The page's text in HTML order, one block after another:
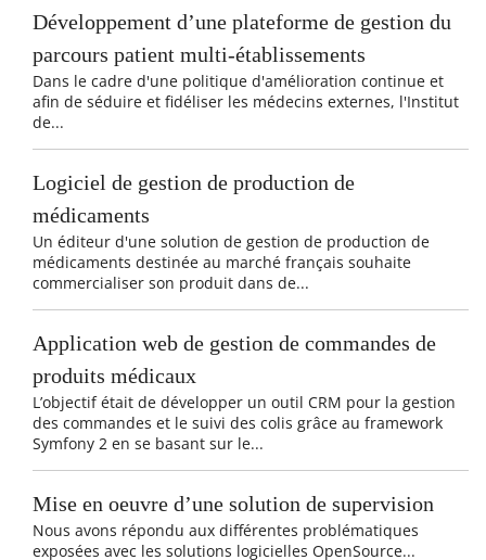
Développement d’une plateforme de gestion du
parcours patient multi-établissements
Dans le cadre d'une politique d'amélioration continue et
afin de séduire et fidéliser les médecins externes, l'Institut
de...
Logiciel de gestion de production de
médicaments
Un éditeur d'une solution de gestion de production de
médicaments destinée au marché français souhaite
commercialiser son produit dans de...
Application web de gestion de commandes de
produits médicaux
L’objectif était de développer un outil CRM pour la gestion
des commandes et le suivi des colis grâce au framework
Symfony 2 en se basant sur le...
Mise en oeuvre d’une solution de supervision
Nous avons répondu aux différentes problématiques
exposées avec les solutions logicielles OpenSource...